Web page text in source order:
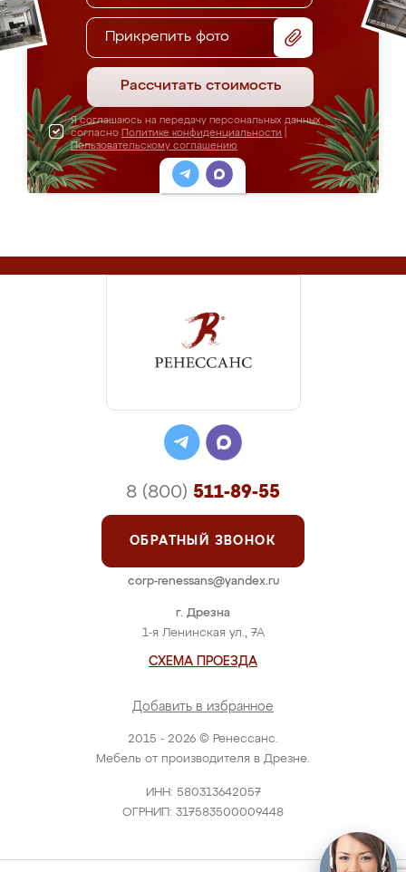
Прикрепить фото
Рассчитать стоимость
Я соглашаюсь на передачу персональных данных
согласно Политике конфиденциальности
Пользовательскому соглашению
2015 - 2026 © Ренессанс.
Мебель от производителя в Дрезне.
ИНН: 580313642057
ОГРНИП: 317583500009448
г. Дрезна
1-я Ленинская ул., 7А
СХЕМА ПРОЕЗДА
Добавить в избранное
8 (800) 511-89-55
ОБРАТНЫЙ ЗВОНОК
corp-renessans@yandex.ru